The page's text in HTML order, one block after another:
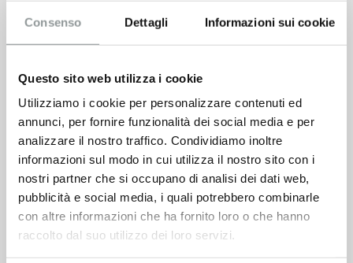
Consenso Dettagli Informazioni sui cookie
Questo sito web utilizza i cookie
Utilizziamo i cookie per personalizzare contenuti ed
annunci, per fornire funzionalità dei social media e per
analizzare il nostro traffico. Condividiamo inoltre
informazioni sul modo in cui utilizza il nostro sito con i
nostri partner che si occupano di analisi dei dati web,
pubblicità e social media, i quali potrebbero combinarle
con altre informazioni che ha fornito loro o che hanno
raccolto dal suo utilizzo dei loro servizi.